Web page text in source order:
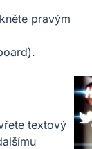
pravým
textový